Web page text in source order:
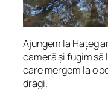
Ajungem la Hațeg
cameră și fugim să
care mergem la o
dragi.